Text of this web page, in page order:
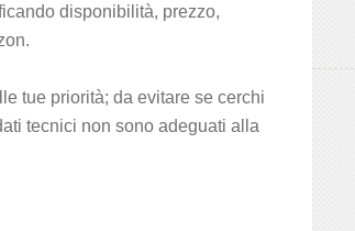
disponibilità, prezzo,
tue priorità; da evitare se cerchi
tecnici non sono adeguati alla